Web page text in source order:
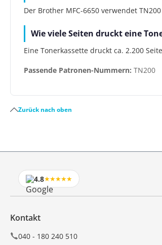
Der Brother MFC-6650 verwendet
Wie viele Seiten druckt eine
Eine Tonerkassette druckt ca. 2.200
Passende Patronen-Nummern: TN200
Zurück nach oben
4.8★★★★★
Kontakt
040 - 180 240 510